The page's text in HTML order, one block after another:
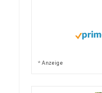
* Anzeige